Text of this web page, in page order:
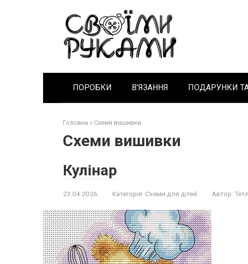
ПОРОБКИ В’ЯЗАННЯ ПОДАРУНКИ
Головна » Схеми вишивки
Схеми вишивки
Кулінар
23.04.2026 Категорія: Схеми для дітей Автор: